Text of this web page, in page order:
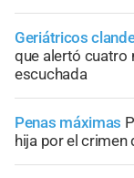
Geriátricos
que alertó cuatro
escuchada
Penas máximas
hija por el crimen